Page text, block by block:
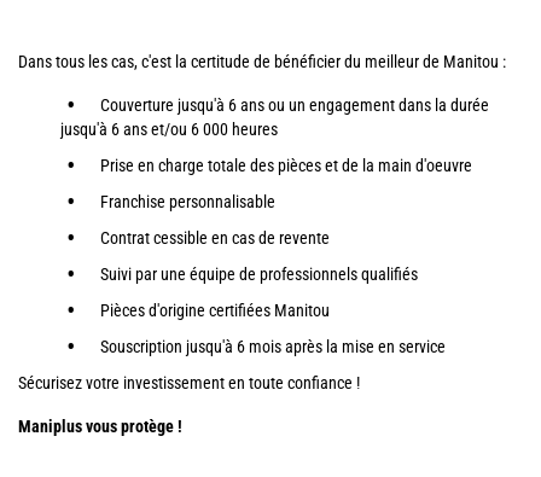
Dans tous les cas, c'est la certitude de bénéficier du meilleur de Manitou :
Couverture jusqu'à 6 ans ou un engagement dans la durée
jusqu'à 6 ans et/ou 6 000 heures
Prise en charge totale des pièces et de la main d'oeuvre
Franchise personnalisable
Contrat cessible en cas de revente
Suivi par une équipe de professionnels qualifiés
Pièces d'origine certifiées Manitou
Souscription jusqu'à 6 mois après la mise en service
Sécurisez votre investissement en toute confiance !
Maniplus vous protège !